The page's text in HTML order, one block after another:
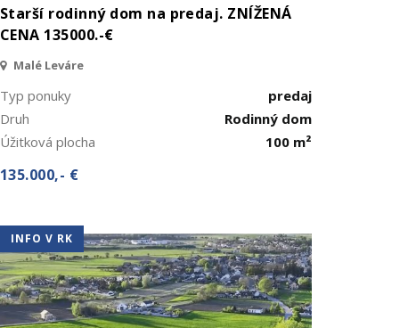
Starší rodinný dom na predaj. ZNÍŽENÁ
CENA 135000.-€
Malé Leváre
Typ ponuky
predaj
Druh
Rodinný dom
Úžitková plocha
100 m²
135.000,- €
INFO V RK